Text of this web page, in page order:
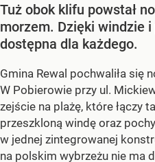
Tuż obok klifu powstał
morzem. Dzięki windzie
dostępna dla każdego.
Gmina Rewal pochwaliła się
W Pobierowie przy ul.
zejście na plażę, które łączy
przeszkloną windę oraz
w jednej zintegrowanej
na polskim wybrzeżu nie ma